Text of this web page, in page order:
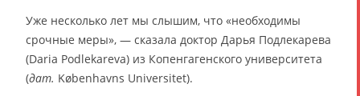
Уже несколько лет мы слышим, что «необходимы
срочные меры», — сказала доктор Дарья Подлекарева
(Daria Podlekareva) из Копенгагенского университета
(дат. Københavns Universitet).